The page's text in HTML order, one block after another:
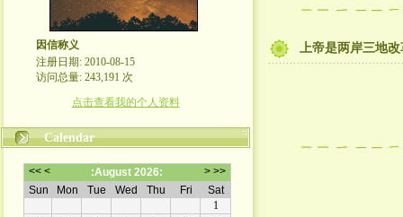
因信称义
注册日期: 2010-08-15
访问总量: 243,191 次
点击查看我的个人资料
Calendar
上帝是两岸三地